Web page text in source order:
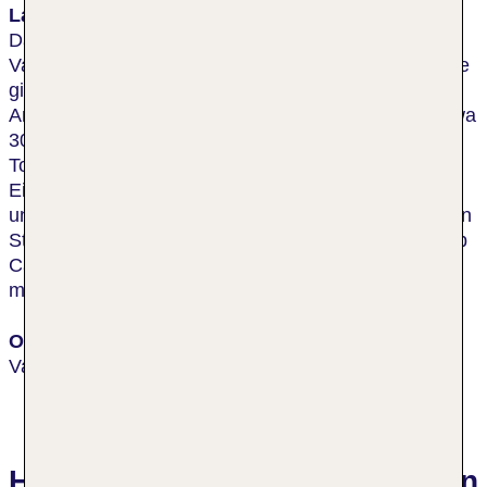
Lage & Umgebung
Das Hotel befindet sich im Stadtzentrum von
Vancouver, unweit des Yaletown. Direkt am Gebäude
gibt es zahlreiche Restaurants, Bars sowie eine
Anschlussstelle an das öffentliche Verkehrsnetz. Etwa
300 m entfernt befindet sich das nächste
Touristenzentrum, eine bunte Vielfalt an
Einkaufsmöglichkeit ferner die Robson Street. In
ungefähr 10 Autominuten erreichen die Besucher den
Strand, das GM and BC Stadium und den Cruiseship
Canada Place. Nach etwa 10 Gehminuten kommt
man in die Stadt Richmond.
Ort
Vancouver